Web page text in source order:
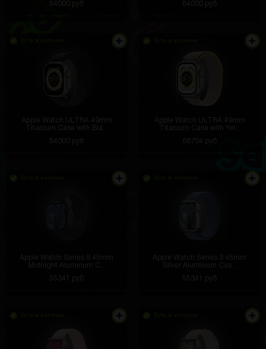
84000 руб
84000 руб
Apple Watch ULTRA 49mm
Titanium Case with Bla...
84000 руб
Apple Watch ULTRA 49mm
Titanium Case with Yel...
68704 руб
Apple Watch Series 9 45mm
Midnight Aluminum C...
55341 руб
Apple Watch Series 9 45mm
Silver Aluminum Cas...
55341 руб